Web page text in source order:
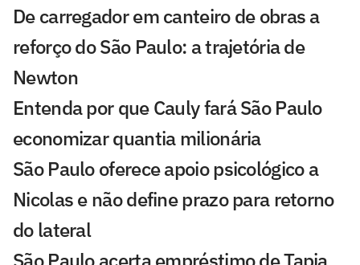
De carregador em canteiro de obras a
reforço do São Paulo: a trajetória de
Newton
Entenda por que Cauly fará São Paulo
economizar quantia milionária
São Paulo oferece apoio psicológico a
Nicolas e não define prazo para retorno
do lateral